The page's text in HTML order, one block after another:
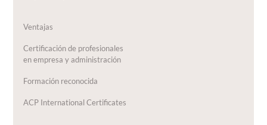
Ventajas
Certificación de profesionales
en empresa y administración
Formación reconocida
ACP International Certificates